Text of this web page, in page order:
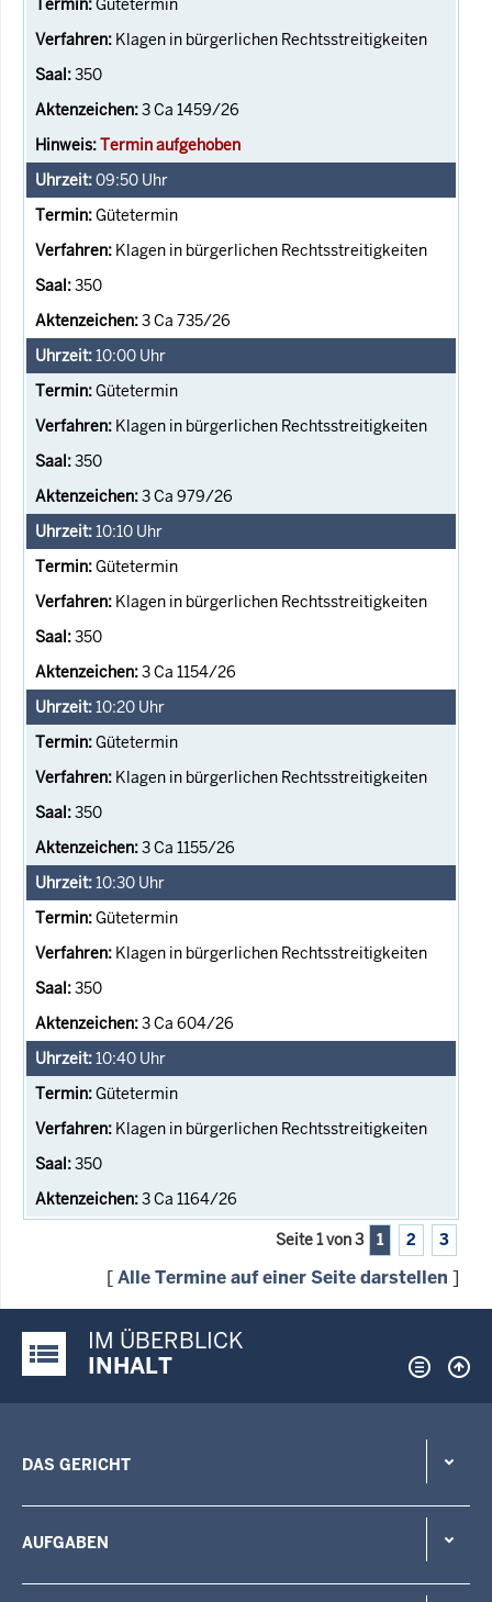
Gütetermin
Klagen in bürgerlichen Rechtsstreitigkeiten
350
3 Ca 1459/26
Termin aufgehoben
09:50 Uhr
Gütetermin
Klagen in bürgerlichen Rechtsstreitigkeiten
350
3 Ca 735/26
10:00 Uhr
Gütetermin
Klagen in bürgerlichen Rechtsstreitigkeiten
350
3 Ca 979/26
10:10 Uhr
Gütetermin
Klagen in bürgerlichen Rechtsstreitigkeiten
350
3 Ca 1154/26
10:20 Uhr
Gütetermin
Klagen in bürgerlichen Rechtsstreitigkeiten
350
3 Ca 1155/26
10:30 Uhr
Gütetermin
Klagen in bürgerlichen Rechtsstreitigkeiten
350
3 Ca 604/26
10:40 Uhr
Gütetermin
Klagen in bürgerlichen Rechtsstreitigkeiten
350
3 Ca 1164/26
Seite 1 von 3 1 2 3
[Alle Termine auf einer Seite darstellen ]
Justiz-Portal im Überblick:
IM ÜBERBLICK
INHALT
DAS GERICHT
AUFGABEN